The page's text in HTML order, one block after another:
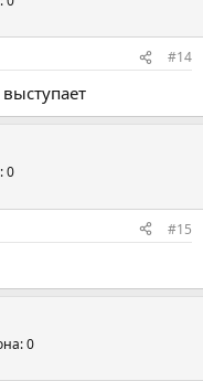
#14
0
#15
0